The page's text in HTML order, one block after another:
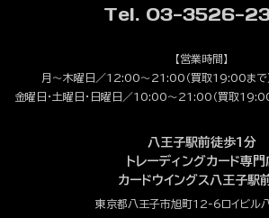
Tel. 03-3526-
【営業時間】
月～木曜日／12:00～21:00（買取19:00ま
金曜日・土曜日・日曜日／10:00～21:00（買取
八王子駅前徒歩1分
トレーディングカード専門
カードウイングス八王子駅
東京都八王子市旭町12-6ロイビル